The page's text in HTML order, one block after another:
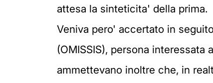
attesa la sinteticita' della prima.
Veniva pero' accertato in
(OMISSIS), persona
ammettevano inoltre che, in